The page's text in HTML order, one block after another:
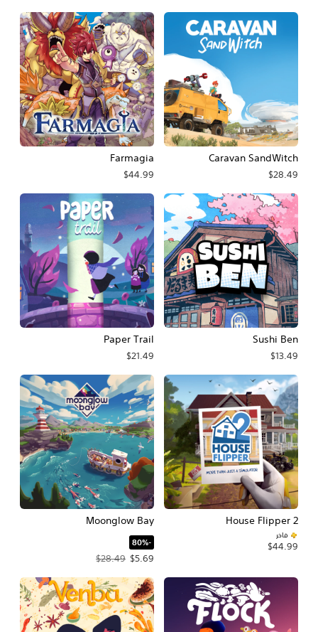
Caravan SandWitch
$28.49
Farmagia
$44.99
Sushi Ben
$13.49
Paper Trail
$21.49
House Flipper 2
فاخر
$44.99
Moonglow Bay
‏-80%‏
$5.69
سعر العرض $5.69‏. السعر الأصلي، $28.49‏.
$28.49